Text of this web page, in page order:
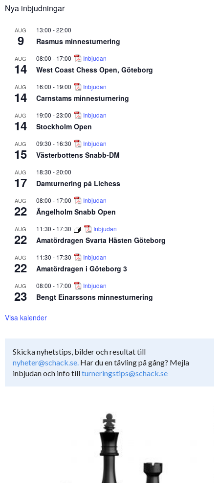
Nya inbjudningar
AUG
9
13:00 -22:00
Rasmus minnesturnering
AUG
14
08:00 - 17:00 Inbjudan
West Coast Chess Open, Göteborg
AUG
14
16:00 - 19:00 Inbjudan
Carnstams minnesturnering
AUG
14
19:00 -23:00 Inbjudan
Stockholm Open
AUG
15
09:30 - 16:30 Inbjudan
Västerbottens Snabb-DM
AUG
17
18:30 -20:00
Damturnering på Lichess
AUG
22
08:00 - 17:00 Inbjudan
Ängelholm Snabb Open
AUG
22
11:30 - 17:30 Inbjudan
Amatördragen Svarta Hästen Göteborg
AUG
22
11:30 - 17:30 Inbjudan
Amatördragen i Göteborg 3
AUG
23
08:00 - 17:00 Inbjudan
Bengt Einarssons minnesturnering
Visa kalender
Skicka nyhetstips, bilder och resultat till
nyheter@schack.se. Har du en tävling på gång? Mejla
inbjudan och info tillturneringstips@schack.se